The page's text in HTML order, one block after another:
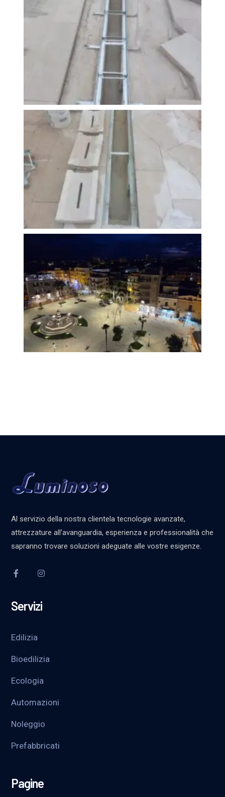
Al servizio della nostra clientela tecnologie avanzate,
attrezzature all’avanguardia, esperienza e professionalità che
sapranno trovare soluzioni adeguate alle vostre esigenze.
Servizi
Edilizia
Bioedilizia
Ecologia
Automazioni
Noleggio
Prefabbricati
Pagine